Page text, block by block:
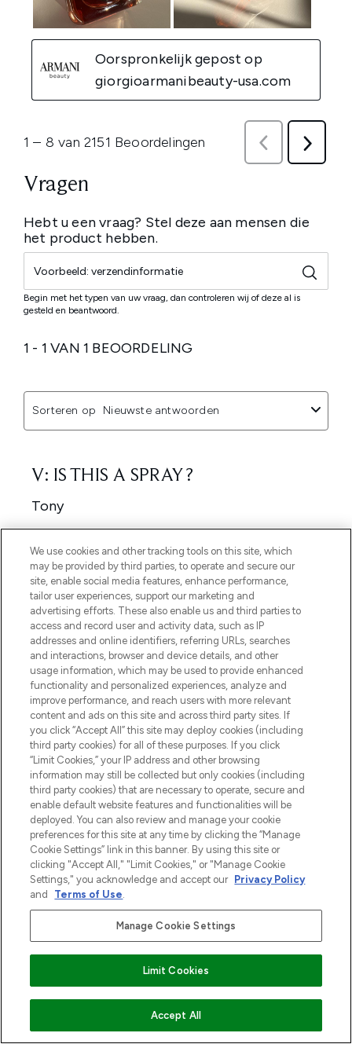
VOEG TOE AAN WINKELMANDJE
MELD JE AAN VOOR ONZE NIEUWSBRIEF
AANMELDEN
We use cookies and other tracking tools on this site, which
may be provided by third parties, to operate and secure our
site, enable social media features, enhance performance,
tailor user experiences, support our marketing and
advertising efforts. These also enable us and third parties to
access and record user and activity data, such as IP
addresses and online identifiers, referring URLs, searches
and interactions, browser and device details, and other
usage information, which may be used to provide enhanced
functionality and personalized experiences, analyze and
improve performance, and reach users with more relevant
content and ads on this site and across third party sites. If
you click “Accept All” this site may deploy cookies (including
third party cookies) for all of these purposes. If you click
“Limit Cookies,” your IP address and other browsing
information may still be collected but only cookies (including
third party cookies) that are necessary to operate, secure and
enable default website features and functionalities will be
deployed. You can also review and manage your cookie
preferences for this site at any time by clicking the “Manage
Cookie Settings” link in this banner. By using this site or
clicking "Accept All," "Limit Cookies," or "Manage Cookie
Settings," you acknowledge and accept our Privacy Policy
and
Terms of Use.
Manage Cookie Settings
Limit Cookies
Accept All